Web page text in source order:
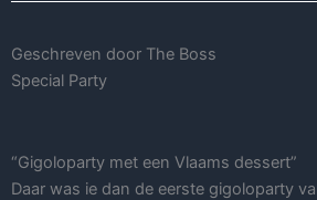
Geschreven door The Boss
Special Party
“Gigoloparty met een Vlaams dessert”
Daar was ie dan de eerste gigoloparty